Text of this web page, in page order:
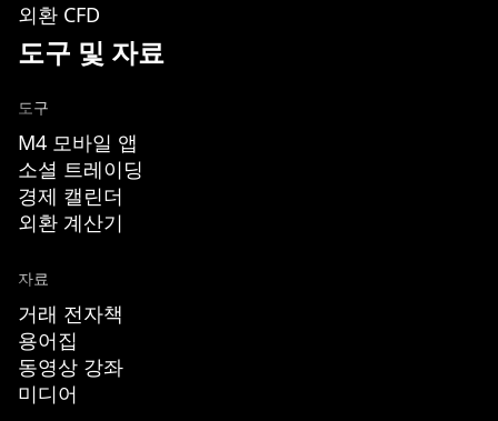
외환 CFD
도구 및 자료
도구
M4 모바일 앱
소셜 트레이딩
경제 캘린더
외환 계산기
자료
거래 전자책
용어집
동영상 강좌
미디어